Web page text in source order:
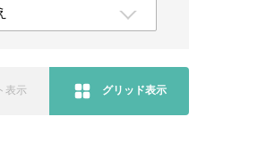
表示 グリッド表示